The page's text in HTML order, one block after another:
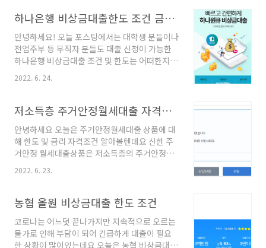
달라집니다) 대출금리) 연평균 1.8 % 금리 (개인
마..
유가 있기 때문에 개인회생대출 가능한곳 찾기가
건 한도 금리 알아보도록 하겠습니다. 개인회생
자 성실상환자 대출 개인회생 변제 계획 인가 이
후 1년이상 성실하게 상환중이신 분 또는 3년이
내 상환을 완료한 분 그리고 신용회복위원회 채
하는 신용회복위원회의성실상환자 소액대출 상
품이 있습니다. 개인회생자 대출..
하나은행 비상금대출한도 조건 금리(무직자, 대학생 가능)
안녕하세요! 오늘 포스팅에서는 대학생 분들이나
전업주부 등 무직자 분들도 대출 신청이 가능한
하나은행 비상금대출 조건 및 한도는 어떠한지
내용 찾아보도록 하겠습니다. 하나은행 비상금대
출 하나원큐 90초면 한도조회 가능한 모바일대
다. 직업과 소득에 관계없이 만 19세 이상 내국인
이라면 누구나 신청이 가능한데요 서울보증보험
(주) 보험증권 발급이 필요합니다. 하나원큐 비상
금대출 한도 및 기간 상환방식 최저50만원~최대
300만원 까지 대출 가능한 상품으로 타 은행의
비상금대출 또한 최대 한도 300만원인 점은 동일
따라 한도 조회 후 대출진행이 가능합니다. 신용
도에 따라 한도 및 ..
2022. 6. 24.
저소득층 주거안정월세대출 자격조건 한도
안녕하세요 오늘은 주거안정월세대출 상품에 대
해 한도 및 금리 자격조건 알아볼텐데요 신한 주
거안정 월세대출상품은 저소득층의 주거안정을
와 넉넉한 상환기간으로 여유롭게 주거생활 하도
주거안정월세대출 조건 대출대상) 만19세이상
35세 이하의 청년 고객 근로장려금 또는 자녀장
녀금 수급자 연소득 4천이하의 사회초년생 대출
기간) 2년부터 최장 4회 10년까지 대출금리) 연
2022. 6. 23.
농협 올원 비상금대출 한도 조건
코로나는 어느덧 끝나가지만 지속적으로 오르는
물가로 인해 부담이 되어 긴급하게 대출이 필요
한 상황이 많이있는데요 오늘은 농협 비상금대출